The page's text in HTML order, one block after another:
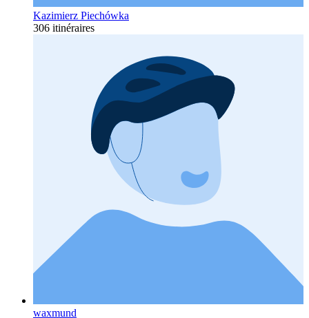
Kazimierz Piechówka
306 itinéraires
waxmund